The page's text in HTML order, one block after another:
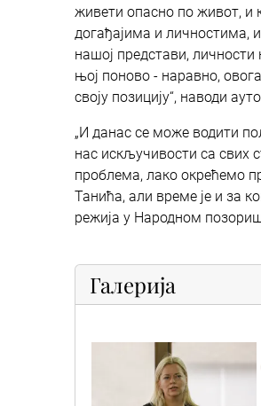
живети опасно по живот, и
догађајима и личностима,
нашој представи,
њој поново - наравно,
своју позицију“, наводи
„И данас се може водити
нас искључивости са свих
проблема, лако окрећемо
Танића, али време је и за
режија у Народном
Галерија
untitled_15